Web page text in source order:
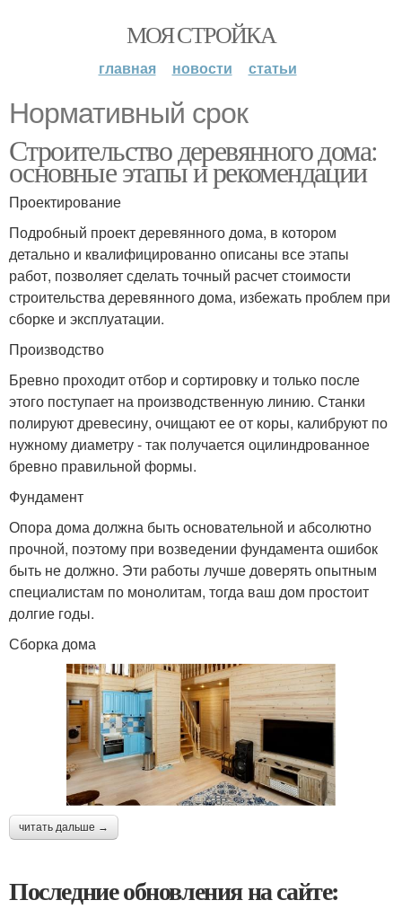
МОЯ СТРОЙКА
главная новости статьи
Нормативный срок
Строительство деревянного дома:
основные этапы и рекомендации
Проектирование
Подробный проект деревянного дома, в котором
детально и квалифицированно описаны все этапы
работ, позволяет сделать точный расчет стоимости
строительства деревянного дома, избежать проблем при
сборке и эксплуатации.
Производство
Бревно проходит отбор и сортировку и только после
этого поступает на производственную линию. Станки
полируют древесину, очищают ее от коры, калибруют по
нужному диаметру - так получается оцилиндрованное
бревно правильной формы.
Фундамент
Опора дома должна быть основательной и абсолютно
прочной, поэтому при возведении фундамента ошибок
быть не должно. Эти работы лучше доверять опытным
специалистам по монолитам, тогда ваш дом простоит
долгие годы.
Сборка дома
читать дальше →
Последние обновления на сайте: